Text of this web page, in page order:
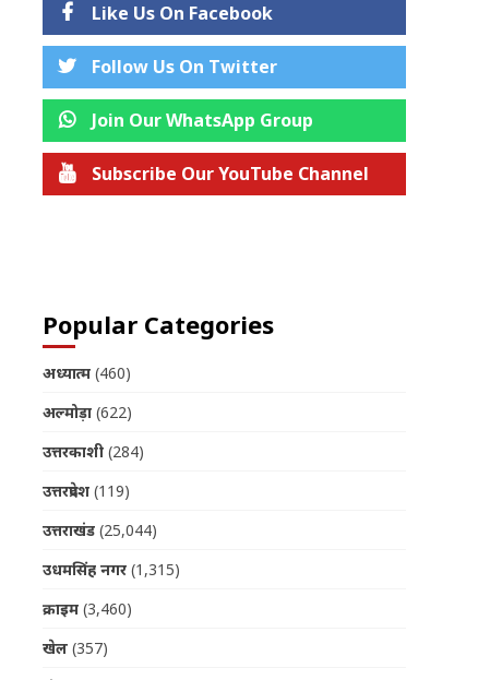
Like Us On Facebook
Follow Us On Twitter
Join Our WhatsApp Group
Subscribe Our YouTube Channel
Popular Categories
अध्यात्म(460)
अल्मोड़ा(622)
उत्तरकाशी(284)
उत्तरप्रदेश(119)
उत्तराखंड(25,044)
उधमसिंह नगर(1,315)
क्राइम(3,460)
खेल(357)